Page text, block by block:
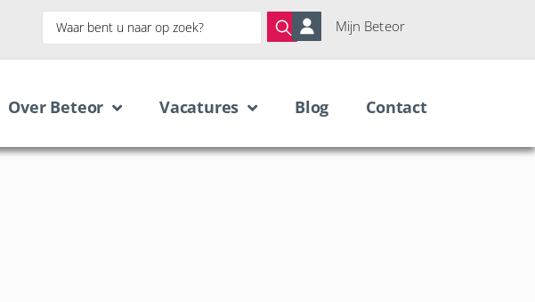
Mijn Beteor
Over Beteor Vacatures Blog Contact